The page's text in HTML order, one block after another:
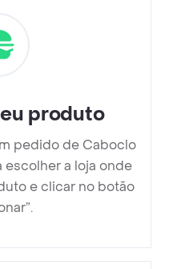
produto
pedido de Caboclo
escolher a loja onde
e clicar no botão